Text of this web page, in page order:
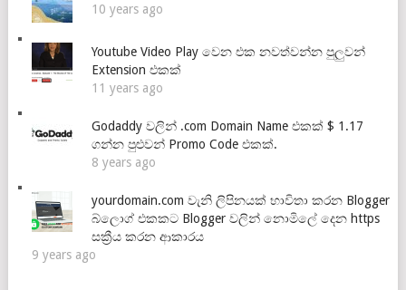
10 years ago
Youtube Video Play වෙන එක නවත්වන්න පුලුවන්
Extension එකක්
11 years ago
Godaddy වලින් .com Domain Name එකක් $ 1.17
ගන්න පුළුවන් Promo Code එකක්.
8 years ago
yourdomain.com වැනි ලිපිනයක් භාවිතා කරන Blogger
බ්ලොග් එකකට Blogger වලින් නොමිලේ දෙන https
සක්‍රීය කරන ආකාරය
9 years ago